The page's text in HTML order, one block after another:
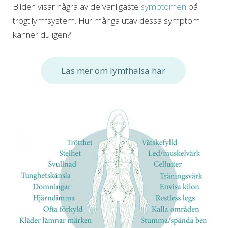
Bilden visar några av de vanligaste symptomen på
trögt lymfsystem. Hur många utav dessa symptom
känner du igen?
Läs mer om lymfhälsa här